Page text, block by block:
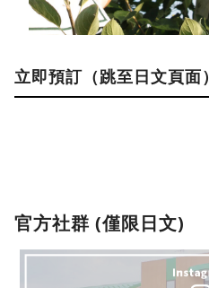
立即預訂（跳至日文頁面）
官方社群 (僅限日文)